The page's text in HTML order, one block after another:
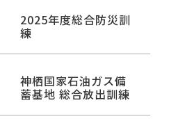
2025年度総合防災訓
練
神栖国家石油ガス備
蓄基地 総合放出訓練